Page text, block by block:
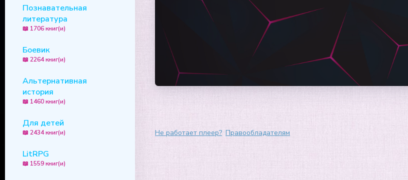
Познавательная
литература
📖 1706 книг(и)
Боевик
📖 2264 книг(и)
Альтернативная
история
📖 1460 книг(и)
Для детей
📖 2434 книг(и)
LitRPG
📖 1559 книг(и)
Не работает плеер? Правообладателям